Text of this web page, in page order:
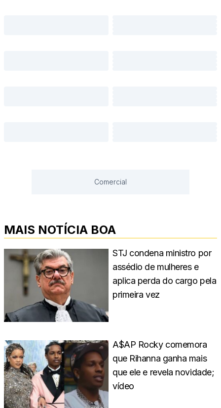
Comercial
MAIS NOTÍCIA BOA
STJ condena ministro por
assédio de mulheres e
aplica perda do cargo pela
primeira vez
A$AP Rocky comemora
que Rihanna ganha mais
que ele e revela novidade;
vídeo